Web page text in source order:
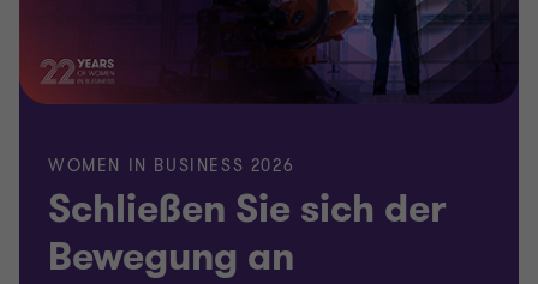
WOMEN IN BUSINESS 2026
Schließen Sie sich der
Bewegung an